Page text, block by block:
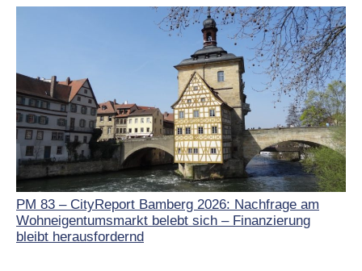
PM 83 – CityReport Bamberg 2026: Nachfrage am
Wohneigentumsmarkt belebt sich – Finanzierung
bleibt herausfordernd